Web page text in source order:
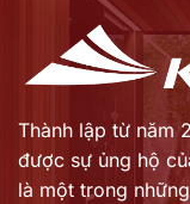
Thành lập từ năm
được sự ủng hộ
là một trong